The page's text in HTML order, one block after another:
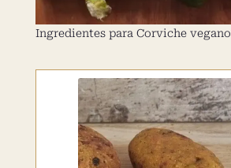
Ingredientes para Corviche vegano